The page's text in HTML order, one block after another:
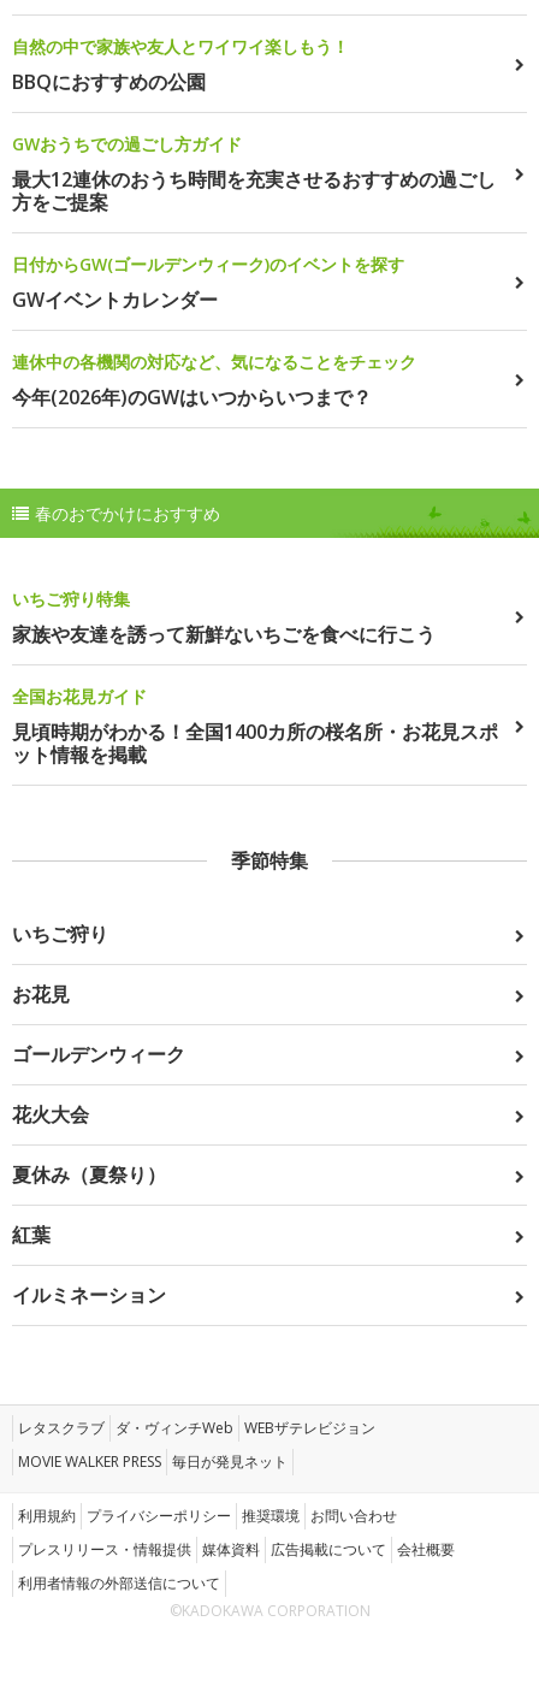
自然の中で家族や友人とワイワイ楽しもう！
BBQにおすすめの公園
GWおうちでの過ごし方ガイド
最大12連休のおうち時間を充実させるおすすめの過ごし
方をご提案
日付からGW(ゴールデンウィーク)のイベントを探す
GWイベントカレンダー
連休中の各機関の対応など、気になることをチェック
今年(2026年)のGWはいつからいつまで？
春のおでかけにおすすめ
いちご狩り特集
家族や友達を誘って新鮮ないちごを食べに行こう
全国お花見ガイド
見頃時期がわかる！全国1400カ所の桜名所・お花見スポ
ット情報を掲載
季節特集
いちご狩り
お花見
ゴールデンウィーク
花火大会
夏休み（夏祭り）
紅葉
イルミネーション
レタスクラブ ダ・ヴィンチWeb WEBザテレビジョン
MOVIE WALKER PRESS 毎日が発見ネット
利用規約 プライバシーポリシー 推奨環境 お問い合わせ
プレスリリース・情報提供 媒体資料 広告掲載について 会社概要
利用者情報の外部送信について
©KADOKAWA CORPORATION